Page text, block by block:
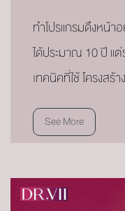
ทำโปรแกรมดึงหน้
ได้ประมาณ 10 ปี แ
เทคนิคที่ใช้ โครงสร้
See More